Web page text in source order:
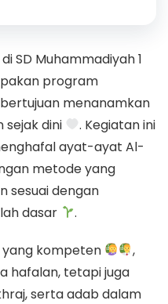
di SD Muhammadiyah 1
program
menanamkan
sejak dini
. Kegiatan ini
ayat-ayat Al-
metode yang
sesuai dengan
dasar
.
yang kompeten
,
hafalan, tetapi juga
serta adab dalam